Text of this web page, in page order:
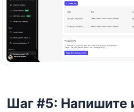
Шаг #5: Напишите